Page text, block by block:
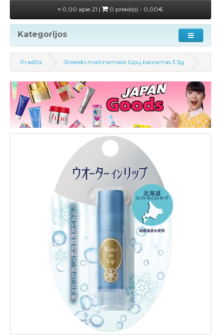
0.00 apie 21 | 0 prekė(s) - 0,00€
Kategorijos
Pradžia Shiseido maitinamasis lūpų balzamas 3.5g